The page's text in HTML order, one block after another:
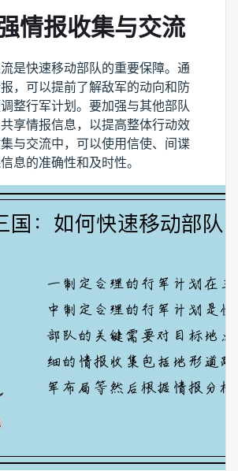
情报收集与交流
是快速移动部队的重要保障。通
，可以提前了解敌军的动向和防
整行军计划。要加强与其他部队
享情报信息，以提高整体行动效
与交流中，可以使用信使、间谍
息的准确性和及时性。